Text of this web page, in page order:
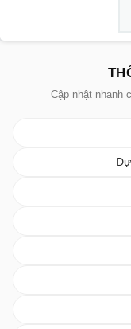
Cập nhật nhanh